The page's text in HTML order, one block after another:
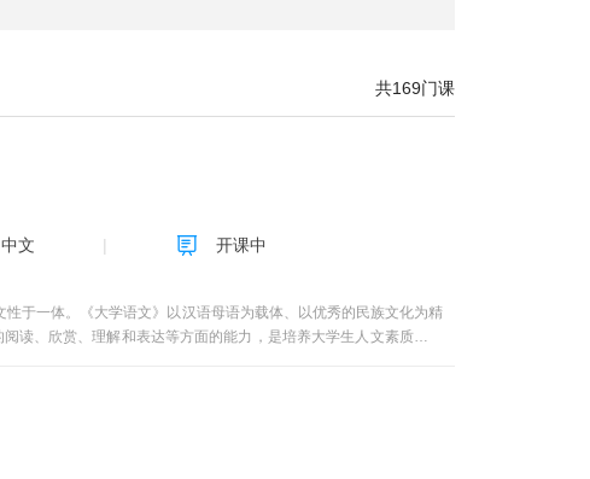
共169门课
中文 开课中
于一体。《大学语文》以汉语母语为载体、以优秀的民族文化为精
读、欣赏、理解和表达等方面的能力，是培养大学生人文素质的基